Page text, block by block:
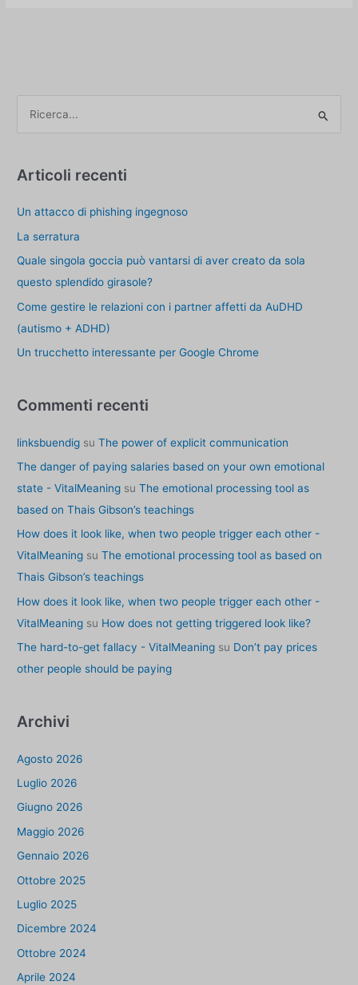
c
p
e
r
:
Articoli recenti
Un attacco di phishing ingegnoso
La serratura
Quale singola goccia può vantarsi di aver creato da sola
questo splendido girasole?
Come gestire le relazioni con i partner affetti da AuDHD
(autismo + ADHD)
Un trucchetto interessante per Google Chrome
Commenti recenti
linksbuendig suThe power of explicit communication
The danger of paying salaries based on your own emotional
state - VitalMeaning suThe emotional processing tool as
based on Thais Gibson’s teachings
How does it look like, when two people trigger each other -
VitalMeaning suThe emotional processing tool as based on
Thais Gibson’s teachings
How does it look like, when two people trigger each other -
VitalMeaning su How does not getting triggered look like?
The hard-to-get fallacy - VitalMeaning su Don’t pay prices
other people should be paying
Archivi
Agosto 2026
Luglio 2026
Giugno 2026
Maggio 2026
Gennaio 2026
Ottobre 2025
Luglio 2025
Dicembre 2024
Ottobre 2024
Aprile 2024